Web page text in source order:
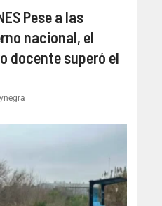
Pese a las
nacional, el
docente superó el